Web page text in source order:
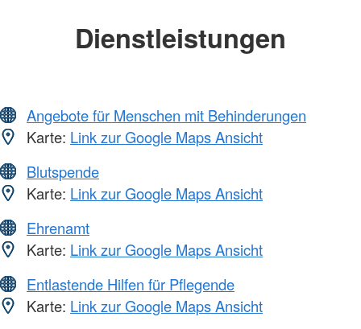
Dienstleistungen
Angebote für Menschen mit Behinderungen
Karte: Link zur Google Maps Ansicht
Blutspende
Karte: Link zur Google Maps Ansicht
Ehrenamt
Karte: Link zur Google Maps Ansicht
Entlastende Hilfen für Pflegende
Karte: Link zur Google Maps Ansicht